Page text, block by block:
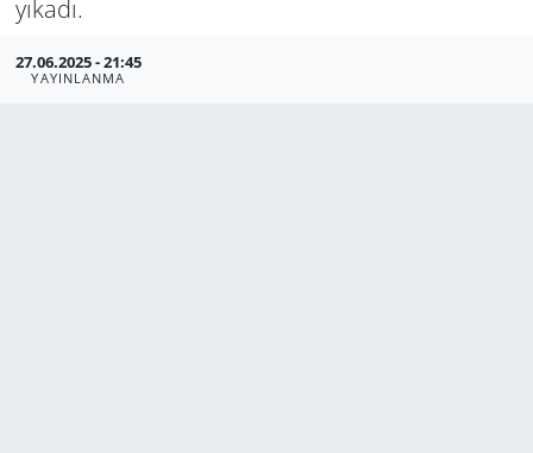
yıkadı.
27.06.2025 - 21:45
YAYINLANMA